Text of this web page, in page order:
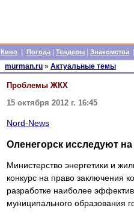
Кино Погода Тендеры Знакомства
murman.ru » Актуальные темы
Проблемы ЖКХ
15 октября 2012 г. 16:45
Nord-News
Оленегорск исследуют
Министерство энергетики и
конкурс на право заключения
разработке наиболее
муниципального образования